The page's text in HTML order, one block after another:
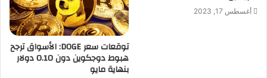
أغسطس 17, 2023
توقعات سعر DOGE: الأسواق ترجح
هبوط دوجكوين دون 0.10 دولار
بنهاية مايو